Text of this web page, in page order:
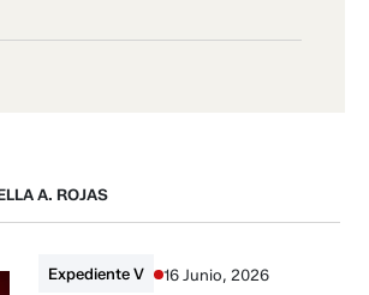
A. ROJAS
Expediente V 16 Junio, 2026